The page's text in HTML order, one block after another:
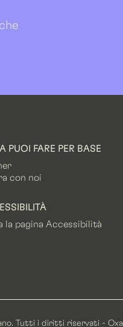
PUOI FARE PER BASE
con noi
la pagina Accessibilità
Tutti i diritti riservati - Oxa